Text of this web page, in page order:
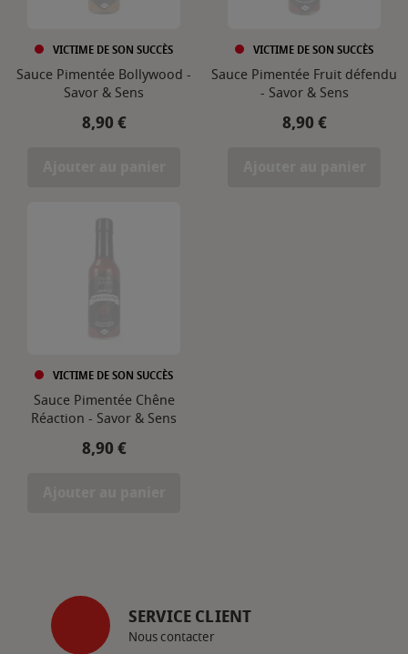
VICTIME DE SON SUCCÈS
Sauce Pimentée Bollywood -
Savor & Sens
Prix
8,90 €
VICTIME DE SON SUCCÈS
Sauce Pimentée Fruit défendu
- Savor & Sens
Prix
8,90 €
VICTIME DE SON SUCCÈS
Sauce Pimentée Chêne
Réaction - Savor & Sens
Prix
8,90 €
SERVICE CLIENT
Nous contacter